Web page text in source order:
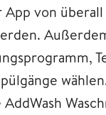
App von